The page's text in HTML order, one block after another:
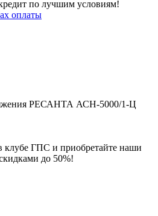
по лучшим условиям!
оплаты
РЕСАНТА АСН-5000/1-Ц
клубе ГПС и приобретайте наши
до 50%!